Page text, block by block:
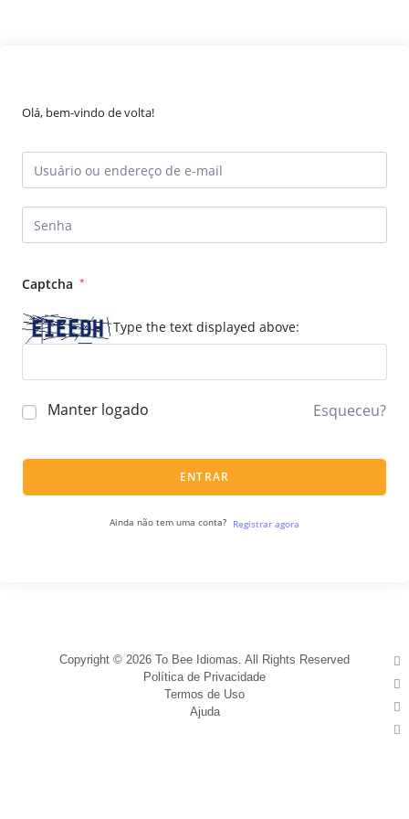
Olá, bem-vindo de volta!
Captcha *
Type the text displayed above:
Manter logado Esqueceu?
ENTRAR
Ainda não tem uma conta? Registrar agora
Copyright © 2026 To Bee Idiomas. All Rights Reserved
Política de Privacidade
Termos de Uso
Ajuda